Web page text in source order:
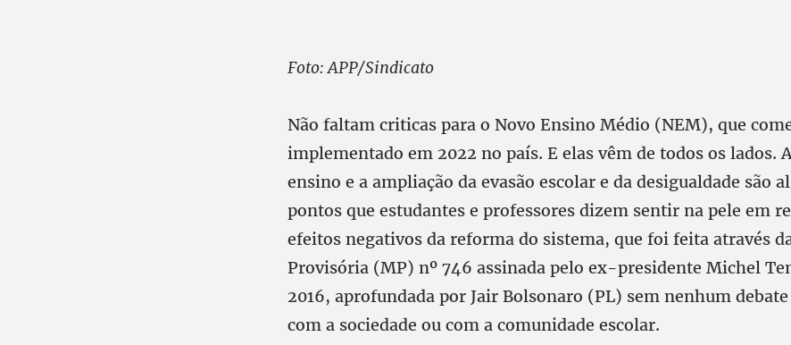
Foto: APP/Sindicato
Não faltam criticas para o Novo Ensino Médio (NEM), que
implementado em 2022 no país. E elas vêm de todos os lados.
ensino e a ampliação da evasão escolar e da desigualdade são
pontos que estudantes e professores dizem sentir na pele em
efeitos negativos da reforma do sistema, que foi feita através
Provisória (MP) nº 746 assinada pelo ex-presidente Michel
2016, aprofundada por Jair Bolsonaro (PL) sem nenhum
com a sociedade ou com a comunidade escolar.